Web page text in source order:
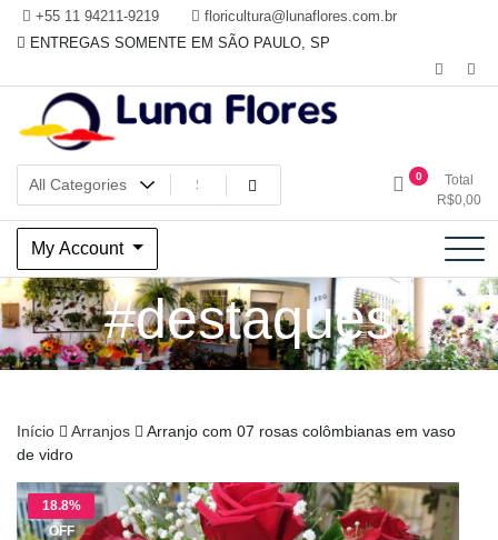
Skip +55 11 94211-9219
floricultura@lunaflores.com.br
ENTREGAS SOMENTE EM SÃO PAULO, SP
Floricultura Luna Flores – Vila
Mariana, SP – Presentes e
Decorações
Floricultura tradicional, vende flores naturais arranjos, buques e
muito mais
0
Total
R$0,00
My Account
#destaques
Início Arranjos
Arranjo com 07 rosas colômbianas em vaso
de vidro
18.8%
OFF